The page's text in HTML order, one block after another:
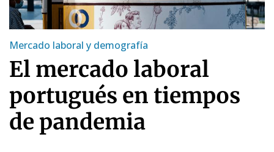
Mercado laboral y demografía
El mercado laboral
portugués en tiempos
de pandemia